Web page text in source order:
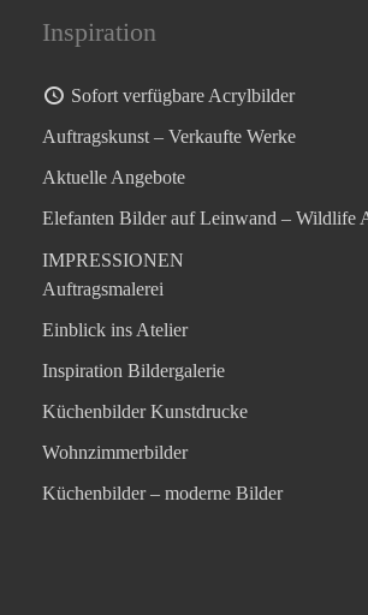
Inspiration
Sofort verfügbare Acrylbilder
Auftragskunst – Verkaufte Werke
Aktuelle Angebote
Elefanten Bilder auf Leinwand – Wildlife
IMPRESSIONEN
Auftragsmalerei
Einblick ins Atelier
Inspiration Bildergalerie
Küchenbilder Kunstdrucke
Wohnzimmerbilder
Küchenbilder – moderne Bilder